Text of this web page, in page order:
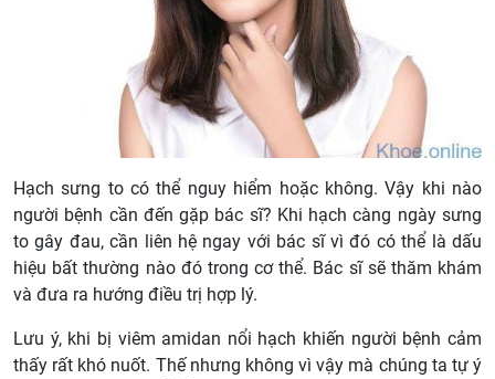
Hạch sưng to có thể nguy hiểm hoặc không. Vậy khi nào
người bệnh cần đến gặp bác sĩ? Khi hạch càng ngày sưng
to gây đau, cần liên hệ ngay với bác sĩ vì đó có thể là dấu
hiệu bất thường nào đó trong cơ thể. Bác sĩ sẽ thăm khám
và đưa ra hướng điều trị hợp lý.
Lưu ý, khi bị viêm amidan nổi hạch khiến người bệnh cảm
thấy rất khó nuốt. Thế nhưng không vì vậy mà chúng ta tự ý